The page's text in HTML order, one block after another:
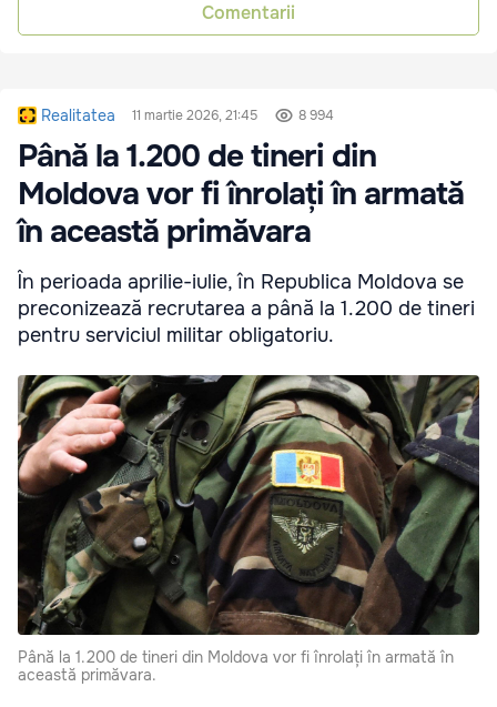
Comentarii
Realitatea 11 martie 2026, 21:45 8 994
Până la 1.200 de tineri din
Moldova vor fi înrolați în armată
în această primăvara
În perioada aprilie-iulie, în Republica Moldova se
preconizează recrutarea a până la 1.200 de tineri
pentru serviciul militar obligatoriu.
Până la 1.200 de tineri din Moldova vor fi înrolați în armată în
această primăvara.